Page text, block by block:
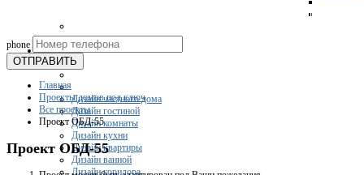
Дизайн
Дизайн частного дома
Дизайн гостиной
Дизайн комнаты
Дизайн кухни
Дизайн квартиры
Дизайн ванной
Дизайн коридора
phone
ОТПРАВИТЬ
Главная
Проекты домов под ключ
Все проекты
Проект ОБД-55
Проект ОБД-55